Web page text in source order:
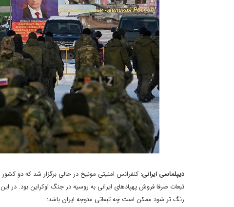
دیپلماسی ایرانی: کنفرانس امنیتی مونیخ در حالی برگزار شد که دو
تبعات صرفا فروش پهپادهای ایرانی به روسیه در جنگ اوکراین بود. در
رنگ تر شود ممکن است چه تبعاتی متوجه ایران باشد: